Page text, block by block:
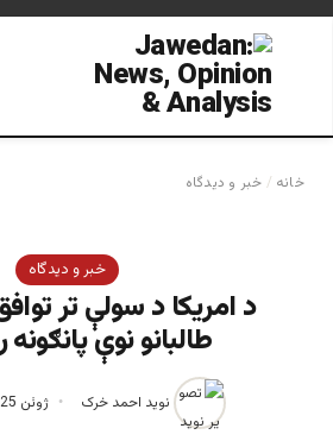
جستجو برای
خانه / خبر و دیدگاه
خبر و دیدگاه
د امریکا د سولې تر
طالبانو نوې پانګونه
نوید احمد خرک ژوئن 25, 2020